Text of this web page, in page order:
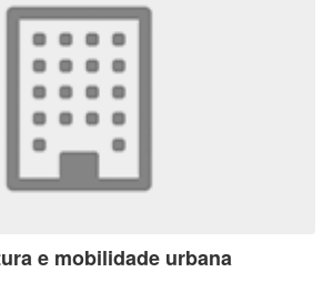
e mobilidade urbana